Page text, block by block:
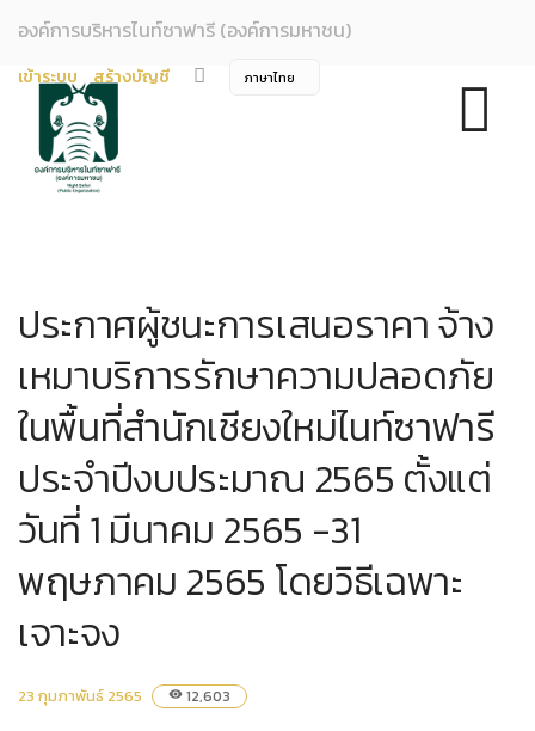
องค์การบริหารไนท์ซาฟารี (องค์การมหาชน)
เข้าระบบ สร้างบัญชี
ประกาศผู้ชนะการเสนอราคา จ้าง
เหมาบริการรักษาความปลอดภัย
ในพื้นที่สำนักเชียงใหม่ไนท์ซาฟารี
ประจำปีงบประมาณ 2565 ตั้งแต่
วันที่ 1 มีนาคม 2565 -31
พฤษภาคม 2565 โดยวิธีเฉพาะ
เจาะจง
23 กุมภาพันธ์ 2565 visibility 12,603